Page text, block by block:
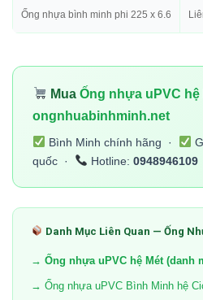
Ống nhựa bình minh phi 225 x 6.6
MuaỐng nhựa uPVC hệ
ongnhuabinhminh.net
Bình Minh chính hãng ·
quốc ·
Hotline: 0948946109
Danh Mục Liên Quan — Ống
→ Ống nhựa uPVC hệ Mét (danh
→ Ống nhựa uPVC Bình Minh hệ